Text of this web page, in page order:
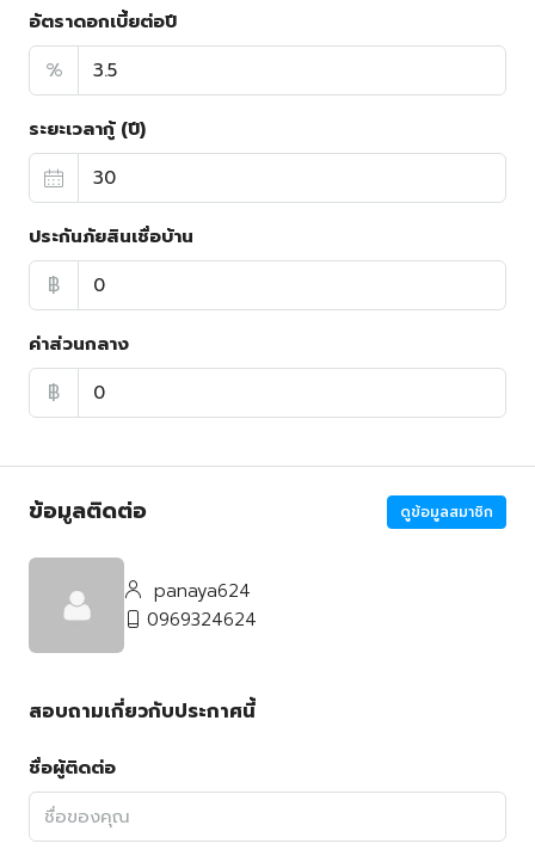
อัตราดอกเบี้ยต่อปี
%
ระยะเวลากู้ (ปี)
ประกันภัยสินเชื่อบ้าน
฿
ค่าส่วนกลาง
฿
ข้อมูลติดต่อ ดูข้อมูลสมาชิก
panaya624
0969324624
สอบถามเกี่ยวกับประกาศนี้
ชื่อผู้ติดต่อ